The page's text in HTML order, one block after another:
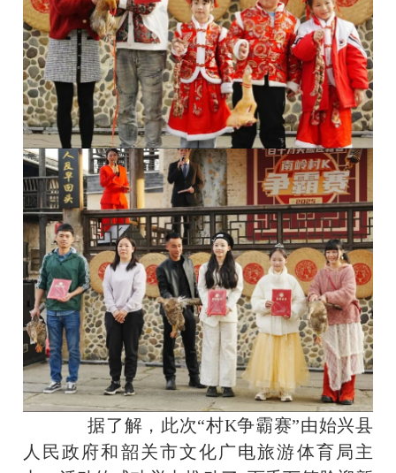
据了解，此次“村K争霸赛”由始兴县
人民政府和韶关市文化广电旅游体育局主